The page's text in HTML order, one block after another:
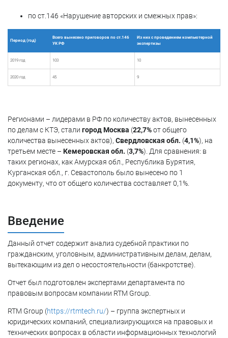
по ст.146 «Нарушение авторских и смежных прав»:
Период (год)
Всего вынесено приговоров по ст.146
УК РФ
Из них с проведением компьютерной
экспертизы
2019 год 103 10
2020 год 45 9
Регионами – лидерами в РФ по количеству актов, вынесенных
по делам с КТЭ, стали город Москва (22,7%от общего
количества вынесенных актов), Свердловская обл. (4,1%), на
третьем месте – Кемеровская обл. (3,7%). Для сравнения: в
таких регионах, как Амурская обл., Республика Бурятия,
Курганская обл., г. Севастополь было вынесено по 1
документу, что от общего количества составляет 0,1%.
Введение
Данный отчет содержит анализ судебной практики по
гражданским, уголовным, административным делам, делам,
вытекающим из дел о несостоятельности (банкротстве).
Отчет был подготовлен экспертами департамента по
правовым вопросам компании RTM Group.
RTM Group (https://rtmtech.ru/) – группа экспертных и
юридических компаний, специализирующихся на правовых и
технических вопросах в области информационных технологий